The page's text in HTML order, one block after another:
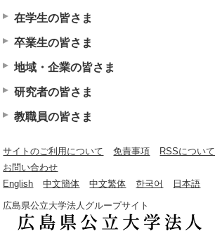
在学生の皆さま
卒業生の皆さま
地域・企業の皆さま
研究者の皆さま
教職員の皆さま
サイトのご利用について 免責事項 RSSについて
お問い合わせ
English
中文簡体 中文繁体 한국어 日本語
広島県公立大学法人グループサイト